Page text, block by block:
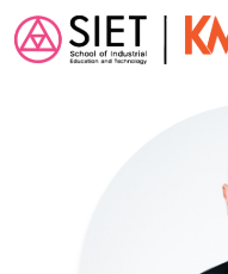
Skip to main content